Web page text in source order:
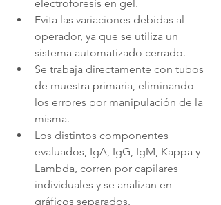
electroforesis en gel.
Evita las variaciones debidas al
operador, ya que se utiliza un
sistema automatizado cerrado.
Se trabaja directamente con tubos
de muestra primaria, eliminando
los errores por manipulación de la
misma.
Los distintos componentes
evaluados, IgA, IgG, IgM, Kappa y
Lambda, corren por capilares
individuales y se analizan en
gráficos separados.